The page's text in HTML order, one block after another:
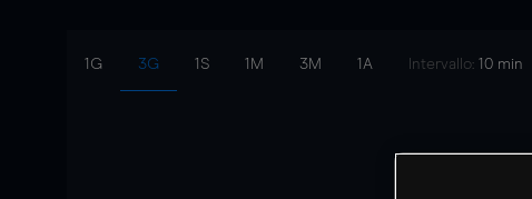
1G 3G 1S 1M 3M 1A Intervallo: 10 min